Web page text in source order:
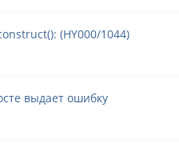
(HY000/1044)
выдает ошибку